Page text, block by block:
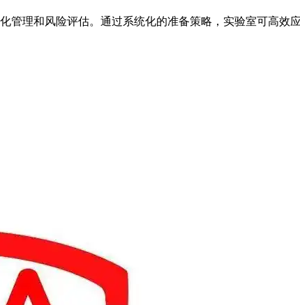
管理和风险评估。通过系统化的准备策略，实验室可高效